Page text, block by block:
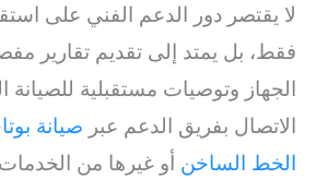
لا يقتصر دور الدعم الفني على
فقط، بل يمتد إلى تقديم تقارير
الجهاز وتوصيات مستقبلية للصيانة
الاتصال بفريق الدعم عبر صيانة
الخط الساخن أو غيرها من